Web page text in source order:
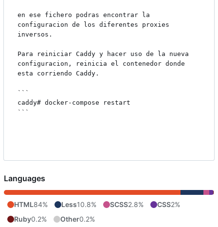
en ese fichero podras encontrar la
configuracion de los diferentes proxies
inversos.
Para reiniciar Caddy y hacer uso de la nueva
configuracion, reinicia el contenedor donde
esta corriendo Caddy.
```
caddy# docker-compose restart
```
Languages
HTML84% Less10.8% SCSS2.8% CSS2%
Ruby0.2% Other0.2%